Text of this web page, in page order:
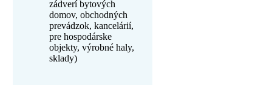
zádverí bytových
domov, obchodných
prevádzok, kancelárií,
pre hospodárske
objekty, výrobné haly,
sklady)